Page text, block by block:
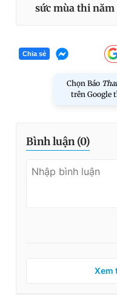
sức mùa thi năm
Chia sẻ
Chọn Báo
trên Google
Bình luận (0)
Xem